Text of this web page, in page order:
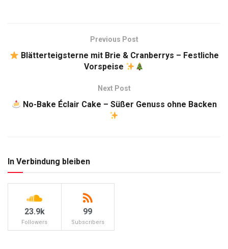
Previous Post
Blätterteigsterne mit Brie & Cranberrys – Festliche
Vorspeise
Next Post
No-Bake Éclair Cake – Süßer Genuss ohne Backen
In Verbindung bleiben
23.9k
Followers
99
Subscribers